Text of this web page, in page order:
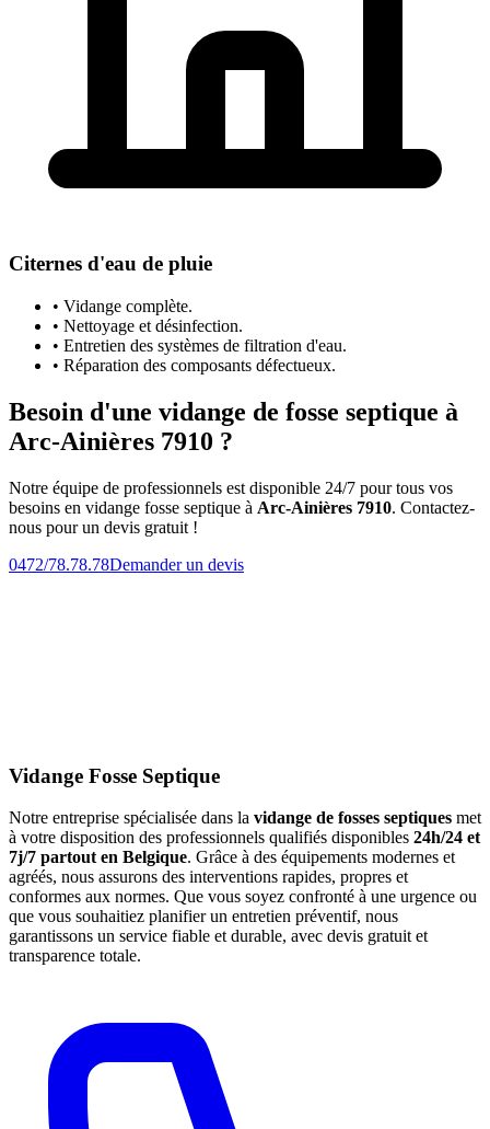
Citernes d'eau de pluie
• Vidange complète.
• Nettoyage et désinfection.
• Entretien des systèmes de filtration d'eau.
• Réparation des composants défectueux.
Besoin d'une vidange de fosse septique à
Arc-Ainières 7910 ?
Notre équipe de professionnels est disponible 24/7 pour tous vos
besoins en vidange fosse septique à Arc-Ainières 7910. Contactez-
nous pour un devis gratuit !
0472/78.78.78Demander un devis
Vidange Fosse Septique
Notre entreprise spécialisée dans la vidange de fosses septiques met
à votre disposition des professionnels qualifiés disponibles 24h/24 et
7j/7 partout en Belgique. Grâce à des équipements modernes et
agréés, nous assurons des interventions rapides, propres et
conformes aux normes. Que vous soyez confronté à une urgence ou
que vous souhaitiez planifier un entretien préventif, nous
garantissons un service fiable et durable, avec devis gratuit et
transparence totale.